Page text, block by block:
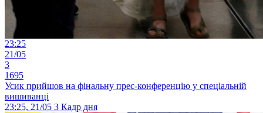
23:25
21/05
3
1695
Усик прийшов на фінальну прес-конференцію у спеціальній
вишиванці
23:25, 21/05 3 Кадр дня